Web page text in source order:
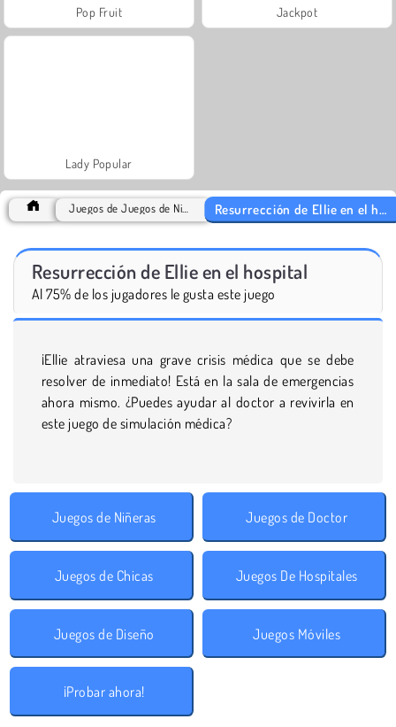
Pop Fruit Jackpot
Lady Popular
Resurrección de Ellie en el hospital
Al 75% de los jugadores le gusta este juego
¡Ellie atraviesa una grave crisis médica que se debe
resolver de inmediato! Está en la sala de emergencias
ahora mismo. ¿Puedes ayudar al doctor a revivirla en
este juego de simulación médica?
Juegos de Niñeras Juegos de Doctor
Juegos de Chicas Juegos De Hospitales
Juegos de Diseño Juegos Móviles
¡Probar ahora!